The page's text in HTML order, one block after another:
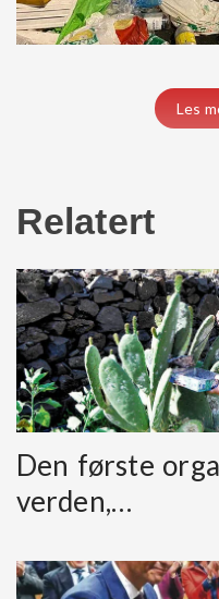
Les
Relatert
Den første
verden,…